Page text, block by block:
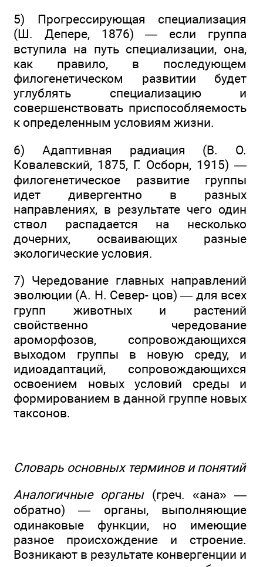
5) Прогрессирующая специализация
(Ш. Депере, 1876) — если группа
вступила на путь специализации, она,
как правило, в последующем
филогенетическом развитии будет
углублять специализацию и
совершенствовать приспособляемость
к определенным условиям жизни.
6) Адаптивная радиация (В. О.
Ковалевский, 1875, Г. Осборн, 1915) —
филогенетическое развитие группы
идет дивергентно в разных
направлениях, в результате чего один
ствол распадается на несколько
дочерних, осваивающих разные
экологические условия.
7) Чередование главных направлений
эволюции (А. Н. Север- цов) — для всех
групп животных и растений
свойственно чередование
ароморфозов, сопровождающихся
выходом группы в новую среду, и
идиоадаптаций, сопровождающихся
освоением новых условий среды и
формированием в данной группе новых
таксонов.
Словарь основных терминов и понятий
Аналогичные органы(греч. «ана» —
обратно) — органы, выполняющие
одинаковые функции, но имеющие
разное происхождение и строение.
Возникают в результате конвергенции и